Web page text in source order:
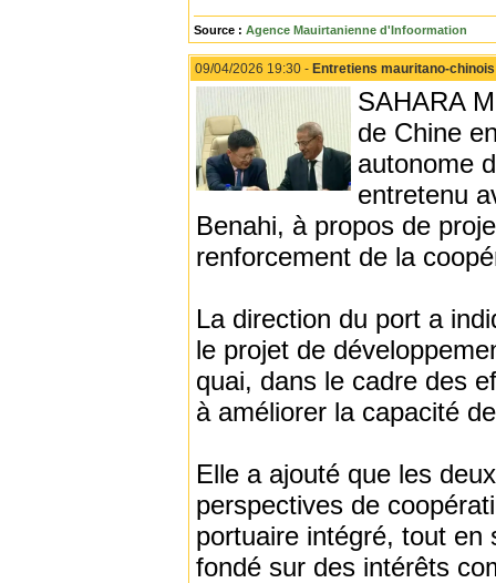
Source : Agence Mauirtanienne d'Infoormation
09/04/2026 19:30 - Entretiens mauritano-
SAHARA
de Chine
autonome
entretenu
Benahi, à propos de
renforcement de la
La direction du port a
le projet de
quai, dans le cadre des
à améliorer la capacité
Elle a ajouté que les
perspectives de
portuaire intégré, tout en
fondé sur des intérêts